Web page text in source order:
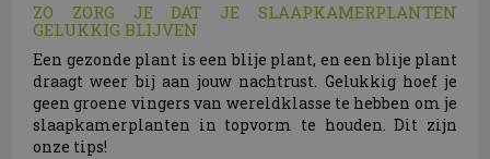
ZO ZORG JE DAT JE SLAAPKAMERPLANTEN
GELUKKIG BLIJVEN
Een gezonde plant is een blije plant, en een blije plant
draagt weer bij aan jouw nachtrust. Gelukkig hoef je
geen groene vingers van wereldklasse te hebben om je
slaapkamerplanten in topvorm te houden. Dit zijn
onze tips!